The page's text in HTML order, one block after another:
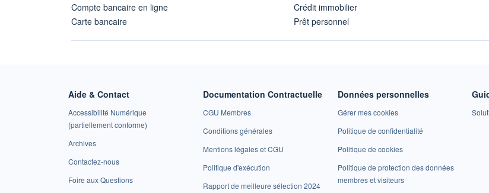
Compte bancaire en ligne
Carte bancaire
Crédit immobilier
Prêt personnel
Aide & Contact
Accessibilité Numérique
(partiellement conforme)
Archives
Contactez-nous
Foire aux Questions
Documentation Contractuelle
CGU Membres
Conditions générales
Mentions légales et CGU
Politique d'exécution
Rapport de meilleure sélection 2024
Données personnelles
Gérer mes cookies
Politique de confidentialité
Politique de cookies
Politique de protection des données
membres et visiteurs